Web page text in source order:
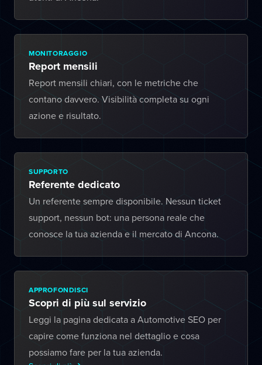
MONITORAGGIO
Report mensili
Report mensili chiari, con le metriche che
contano davvero. Visibilità completa su ogni
azione e risultato.
SUPPORTO
Referente dedicato
Un referente sempre disponibile. Nessun ticket
support, nessun bot: una persona reale che
conosce la tua azienda e il mercato di Ancona.
APPROFONDISCI
Scopri di più sul servizio
Leggi la pagina dedicata a Automotive SEO per
capire come funziona nel dettaglio e cosa
possiamo fare per la tua azienda.